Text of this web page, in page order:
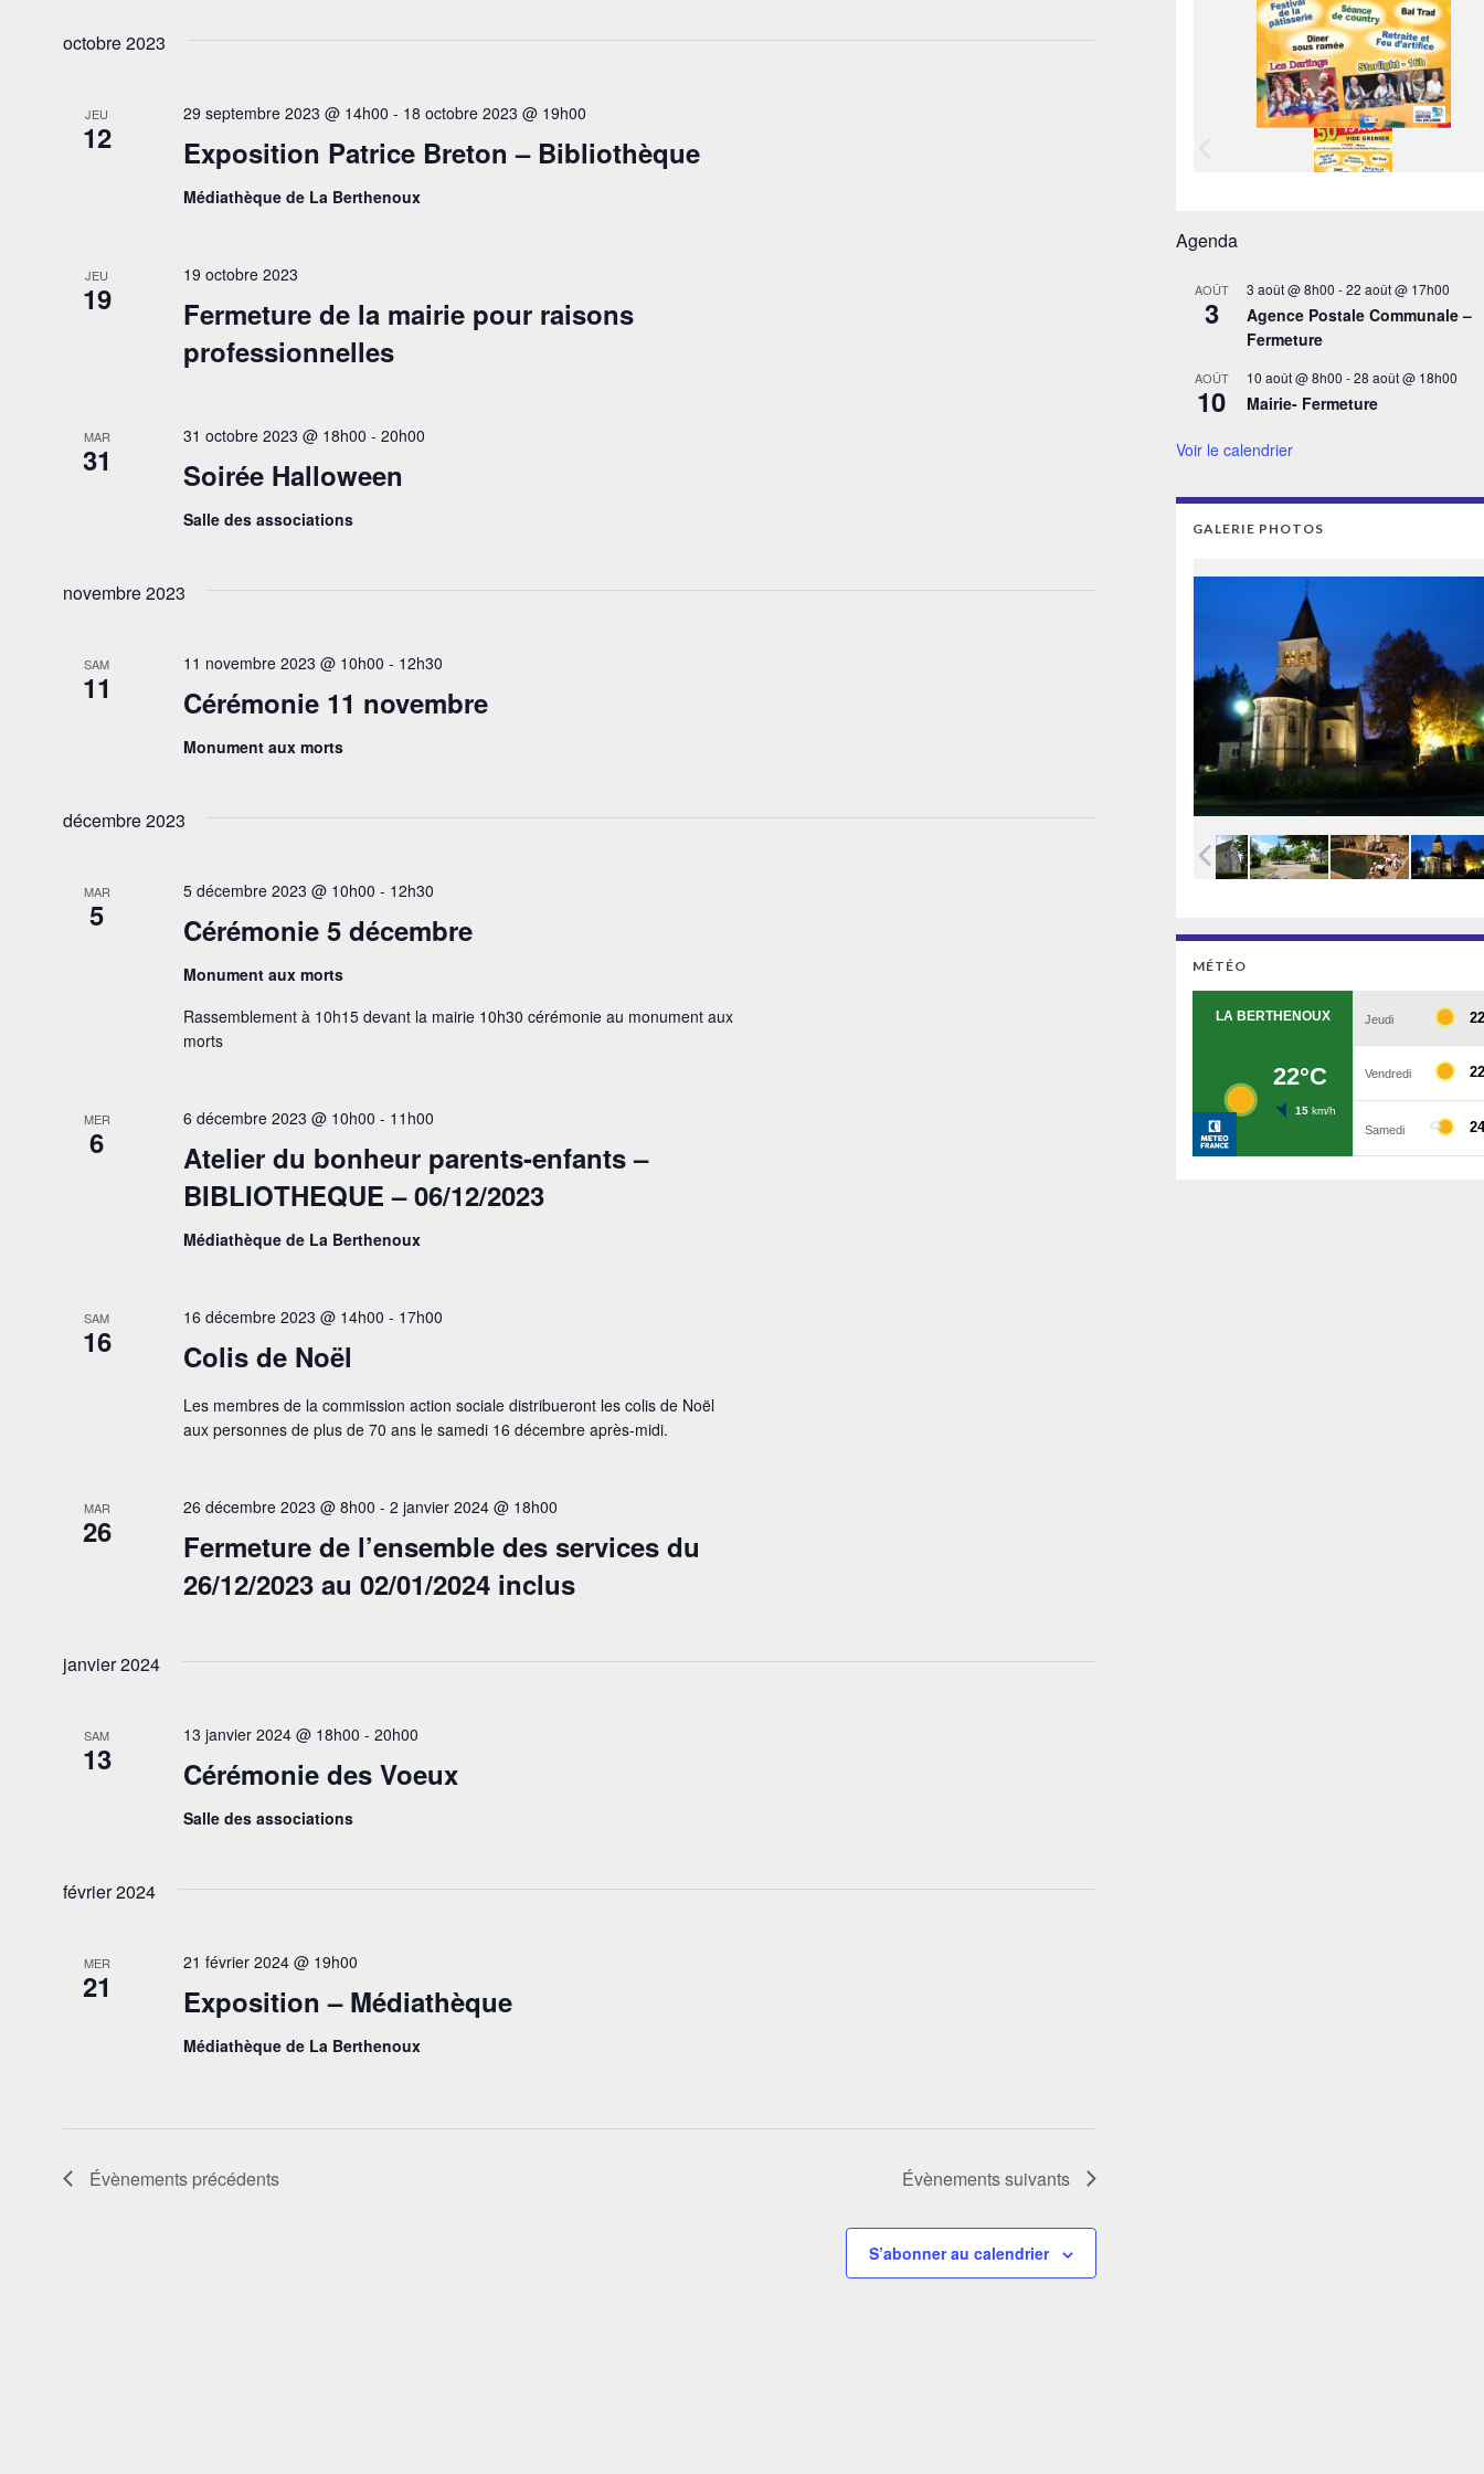
Évènements
clé.
octobre 2023
JEU
12 Exposition Patrice Breton – Bibliothèque
29 septembre 2023 @ 14h00 - 18 octobre 2023 @ 19h00
Médiathèque de La Berthenoux
JEU
19
Fermeture de la mairie pour raisons
professionnelles
19 octobre 2023
MAR
31 Soirée Halloween
31 octobre 2023 @ 18h00 -20h00
Salle des associations
novembre 2023
SAM
11 Cérémonie 11 novembre
11 novembre 2023 @ 10h00 - 12h30
Monument aux morts
décembre 2023
MAR
5 Cérémonie 5 décembre
5 décembre 2023 @ 10h00 - 12h30
Monument aux morts
Rassemblement à 10h15 devant la mairie 10h30 cérémonie au monument aux
morts
MER
6
Atelier du bonheur parents-enfants –
BIBLIOTHEQUE – 06/12/2023
6 décembre 2023 @ 10h00 - 11h00
Médiathèque de La Berthenoux
SAM
16 Colis de Noël
16 décembre 2023 @ 14h00 - 17h00
Les membres de la commission action sociale distribueront les colis de Noël
aux personnes de plus de 70 ans le samedi 16 décembre après-midi.
MAR
26
Fermeture de l’ensemble des services du
26/12/2023 au 02/01/2024 inclus
26 décembre 2023 @ 8h00 -2 janvier 2024 @ 18h00
janvier 2024
SAM
13 Cérémonie des Voeux
13 janvier 2024 @ 18h00 -20h00
Salle des associations
février 2024
MER
21 Exposition – Médiathèque
21 février 2024 @ 19h00
Médiathèque de La Berthenoux
Évènements précédents Évènementssuivants
S’abonner au calendrier
Agenda
AOÛT
3
3 août @ 8h00 -22 août @ 17h00
Agence Postale Communale –
Fermeture
AOÛT
10
10 août @ 8h00 -28 août @ 18h00
Mairie- Fermeture
Voir le calendrier
GALERIE PHOTOS
MÉTÉO